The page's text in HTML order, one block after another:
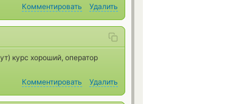
Комментировать
Удалить
курс хороший, оператор
Комментировать
Удалить